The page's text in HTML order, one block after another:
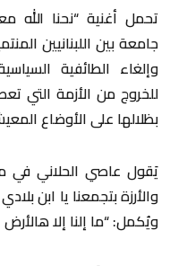
تحمل أغنية “نحنا الله
جامعة بين اللبنانيين
وإلغاء الطائفية
للخروج من الأزمة التي
بظلالها على الأوضاع
يَقول عاصي الحلاني في
والأرزة بتجمعنا يا ابن
ويُكمل: “ما إلنا إلا